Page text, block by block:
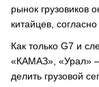
рынок грузовиков
китайцев,
Как только G7 и
«КАМАЗ», «Урал»
делить грузовой